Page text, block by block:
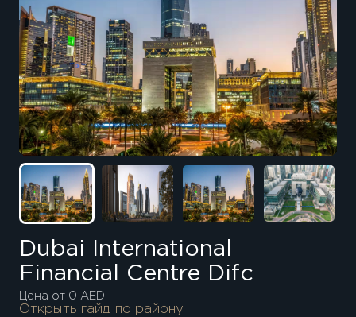
Dubai International
Financial Centre Difc
Цена от 0 AED
Открыть гайд по району